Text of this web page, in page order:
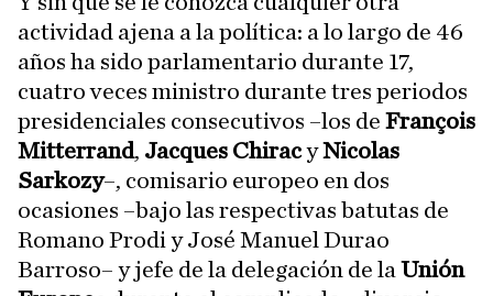
actividad ajena a la política: a lo largo de 46
años ha sido parlamentario durante 17,
cuatro veces ministro durante tres periodos
presidenciales consecutivos –los de François
Mitterrand, Jacques ChiracyNicolas
Sarkozy–, comisario europeo en dos
ocasiones –bajo las respectivas batutas de
Romano Prodi y José Manuel Durao
Barroso– y jefe de la delegación de la Unión